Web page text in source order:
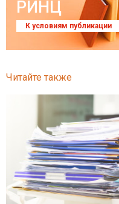
РИНЦ
К условиям публикации
Читайте также